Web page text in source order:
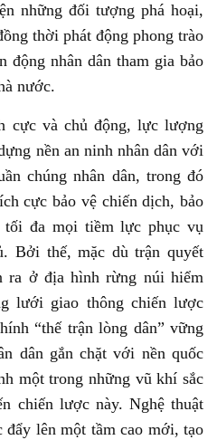
những đối tượng phá hoại,
thời phát động phong trào
động nhân dân tham gia bảo
nước.
cực và chủ động, lực lượng
nền an ninh nhân dân với
chúng nhân dân, trong đó
cực bảo vệ chiến dịch, bảo
đa mọi tiềm lực phục vụ
Bởi thế, mặc dù trận quyết
ra ở địa hình rừng núi hiểm
lưới giao thông chiến lược
“thế trận lòng dân” vững
dân gắn chặt với nền quốc
một trong những vũ khí sắc
chiến lược này. Nghệ thuật
đẩy lên một tầm cao mới, tạo